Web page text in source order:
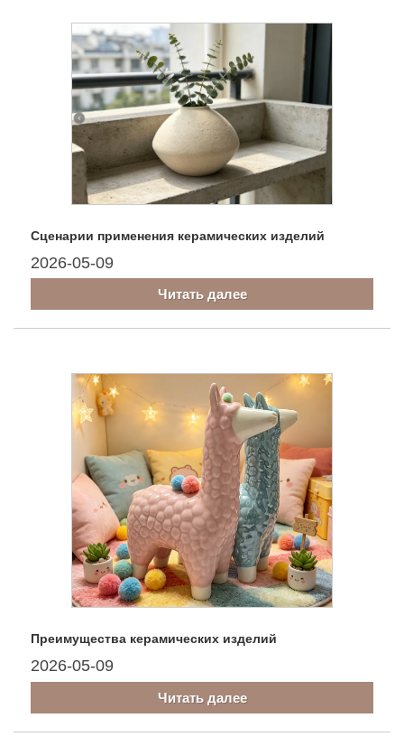
Сценарии применения керамических изделий
2026-05-09
Читать далее
Преимущества керамических изделий
2026-05-09
Читать далее